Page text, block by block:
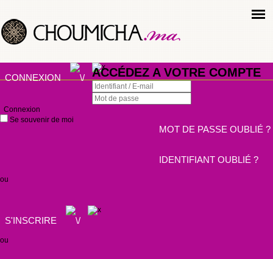
CONNEXION ACCÉDEZ A VOTRE COMPTE
Connexion
Se souvenir de moi
MOT DE PASSE OUBLIÉ ?
IDENTIFIANT OUBLIÉ ?
ou
S'INSCRIRE
ou